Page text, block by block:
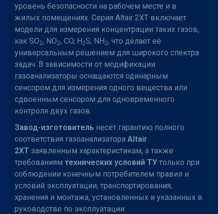
уровень безопасности на рабочем месте и в
жилых помещениях. Серия Altair 2XT включает
модели для измерения концентрации таких газов,
как SO2, NO2, CO, H2S, NH2, что делает её
универсальным решением для широкого спектра
задач. В зависимости от модификации
газоанализаторы оснащаются одинарным
сенсором для измерения одного вещества или
сдвоенным сенсором для одновременного
контроля двух газов.
Завод-изготовитель несёт гарантию полного
соответствия газоанализатора Altair
2XT заявленным характеристикам, а также
требованиям технических условий ТУ только при
соблюдении конечным потребителем правил и
условий эксплуатации, транспортирования,
хранения и монтажа, установленных и указанных в
руководстве по эксплуатации.